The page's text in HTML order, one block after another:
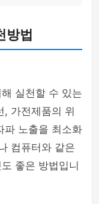
방법
실천할 수 있는
, 가전제품의 위
파 노출을 최소화
컴퓨터와 같은
좋은 방법입니